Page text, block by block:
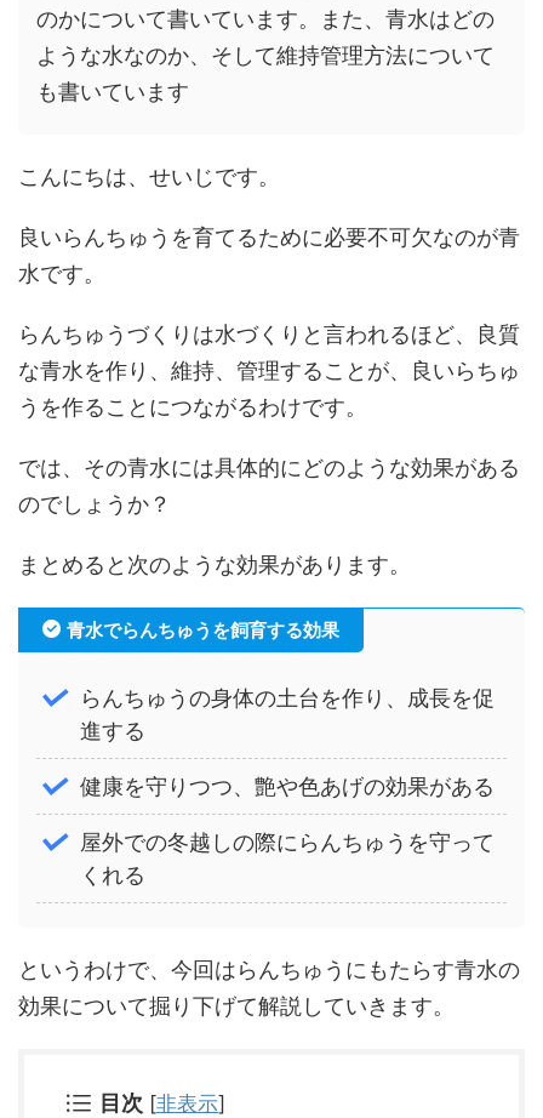
のかについて書いています。また、青水はどの
ような水なのか、そして維持管理方法について
も書いています
こんにちは、せいじです。
良いらんちゅうを育てるために必要不可欠なのが青
水です。
らんちゅうづくりは水づくりと言われるほど、良質
な青水を作り、維持、管理することが、良いらちゅ
うを作ることにつながるわけです。
では、その青水には具体的にどのような効果がある
のでしょうか？
まとめると次のような効果があります。
青水でらんちゅうを飼育する効果
らんちゅうの身体の土台を作り、成長を促
進する
健康を守りつつ、艶や色あげの効果がある
屋外での冬越しの際にらんちゅうを守って
くれる
というわけで、今回はらんちゅうにもたらす青水の
効果について掘り下げて解説していきます。
目次 [非表示]